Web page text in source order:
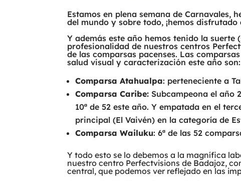
Estamos en plena semana de Carnavales,
del mundo y sobre todo, ¡hemos
Y además este año hemos tenido la
profesionalidad de nuestros centros
de las comparsas pacenses. Las
salud visual y caracterización este año son:
Comparsa Atahualpa: perteneciente a
Comparsa Caribe: Subcampeona el año
10ª de 52 este año. Y empatada en el
principal (El Vaivén) en la categoría de
Comparsa Wailuku: 6ª de las 52
Y todo esto se lo debemos a la magnífica
nuestro centro Perfectvisions de Badajoz,
central, que podemos ver reflejado en las